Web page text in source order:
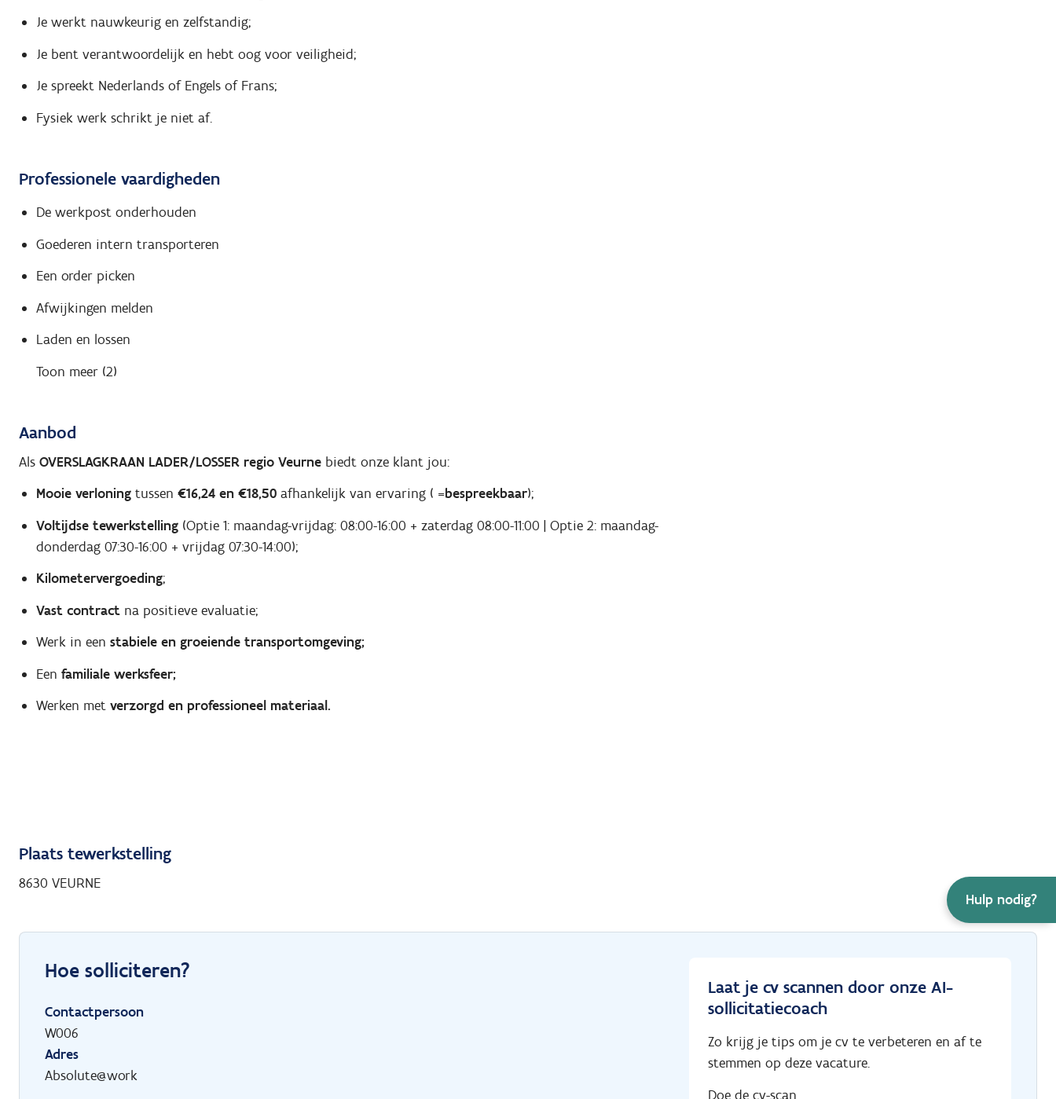
Hulp nodig?
Je werkt nauwkeurig en zelfstandig;
Je bent verantwoordelijk en hebt oog voor veiligheid;
Je spreekt Nederlands of Engels of Frans;
Fysiek werk schrikt je niet af.
Professionele vaardigheden
De werkpost onderhouden
Goederen intern transporteren
Een order picken
Afwijkingen melden
Laden en lossen
Toon meer (2)
Aanbod
Als OVERSLAGKRAAN LADER/LOSSER regio Veurne biedt onze klant jou:
Mooie verloningtussen €16,24 en €18,50afhankelijk van ervaring ( =bespreekbaar);
Voltijdse tewerkstelling (Optie 1: maandag-vrijdag: 08:00-16:00 + zaterdag 08:00-11:00 | Optie 2: maandag-
donderdag 07:30-16:00 + vrijdag 07:30-14:00);
Kilometervergoeding;
Vast contract na positieve evaluatie;
Werk in een stabiele en groeiende transportomgeving;
Een familiale werksfeer;
Werken metverzorgd en professioneel materiaal.
Plaats tewerkstelling
8630 VEURNE
Hoe solliciteren?
Contactpersoon
W006
Adres
Absolute@work
Laat je cv scannen door onze AI-
sollicitatiecoach
Zo krijg je tips om je cv te verbeteren en af te
stemmen op deze vacature.
Doe de cv-scan